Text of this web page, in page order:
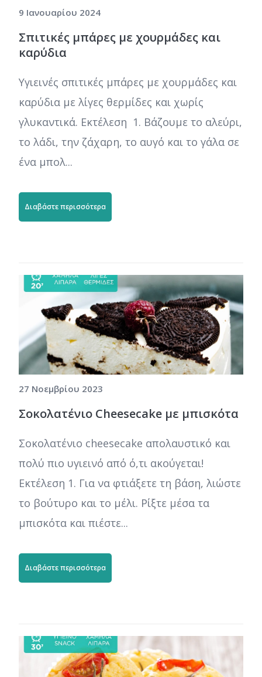
9 Ιανουαρίου 2024
Σπιτικές μπάρες με χουρμάδες και
καρύδια
Υγιεινές σπιτικές μπάρες με χουρμάδες και
καρύδια με λίγες θερμίδες και χωρίς
γλυκαντικά. Εκτέλεση 1. Βάζουμε το αλεύρι,
το λάδι, την ζάχαρη, το αυγό και το γάλα σε
ένα μπολ...
Διαβάστε περισσότερα
27 Νοεμβρίου 2023
Σοκολατένιο Cheesecake με μπισκότα
Σοκολατένιο cheesecake απολαυστικό και
πολύ πιο υγιεινό από ό,τι ακούγεται!
Εκτέλεση 1. Για να φτιάξετε τη βάση, λιώστε
το βούτυρο και το μέλι. Ρίξτε μέσα τα
μπισκότα και πιέστε...
Διαβάστε περισσότερα